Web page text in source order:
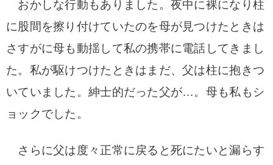
おかしな行動もありました。 夜中に裸になり柱
に股間を擦り付けていたのを母が見つけたときは
さすがに母も動揺して私の携帯に電話してきまし
た。私が駆けつけたときはまだ、父は柱に抱きつ
いていました。 紳士的だった父が…。母も私もシ
ョックでした。
さらに父は度々正常に戻ると死にたいと漏らす